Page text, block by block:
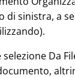
di sinistra, a
selezione Da